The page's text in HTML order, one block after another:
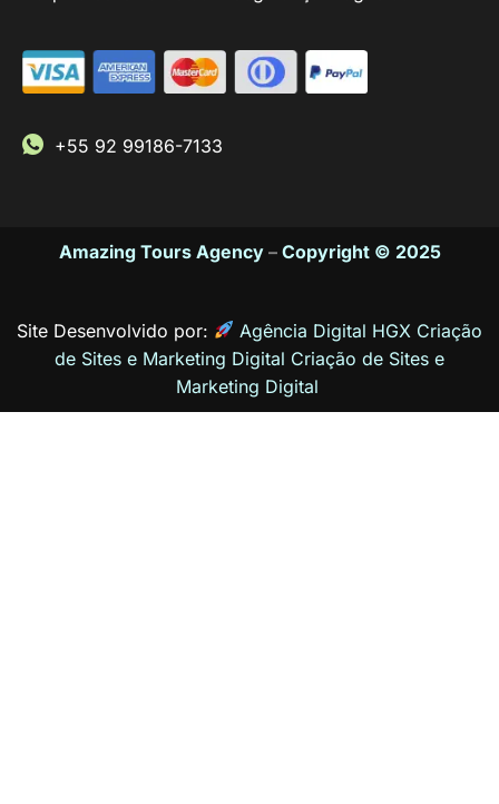
+55 92 99186-7133
Amazing Tours Agency– Copyright © 2025
Site Desenvolvido por:
Agência Digital HGX Criação
de Sites e Marketing Digital Criação de Sites e
Marketing Digital